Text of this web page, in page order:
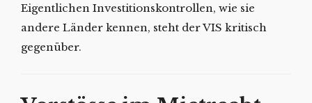
Eigentlichen Investitionskontrollen, wie sie
andere Länder kennen, steht der VIS kritisch
gegenüber.